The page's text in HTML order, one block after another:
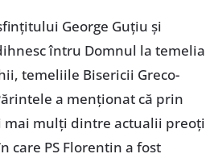
George Guțiu și
întru Domnul la temelia
temeliile Bisericii Greco-
a menționat că prin
mai mulți dintre actualii preoți
care PS Florentin a fost